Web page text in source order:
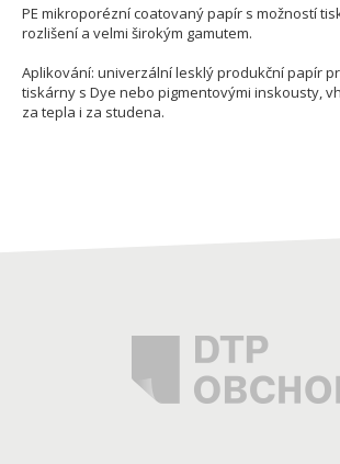
PE mikroporézní coatovaný papír s možností
rozlišení a velmi širokým gamutem.
Aplikování: univerzální lesklý produkční papír
tiskárny s Dye nebo pigmentovými inskousty,
za tepla i za studena.